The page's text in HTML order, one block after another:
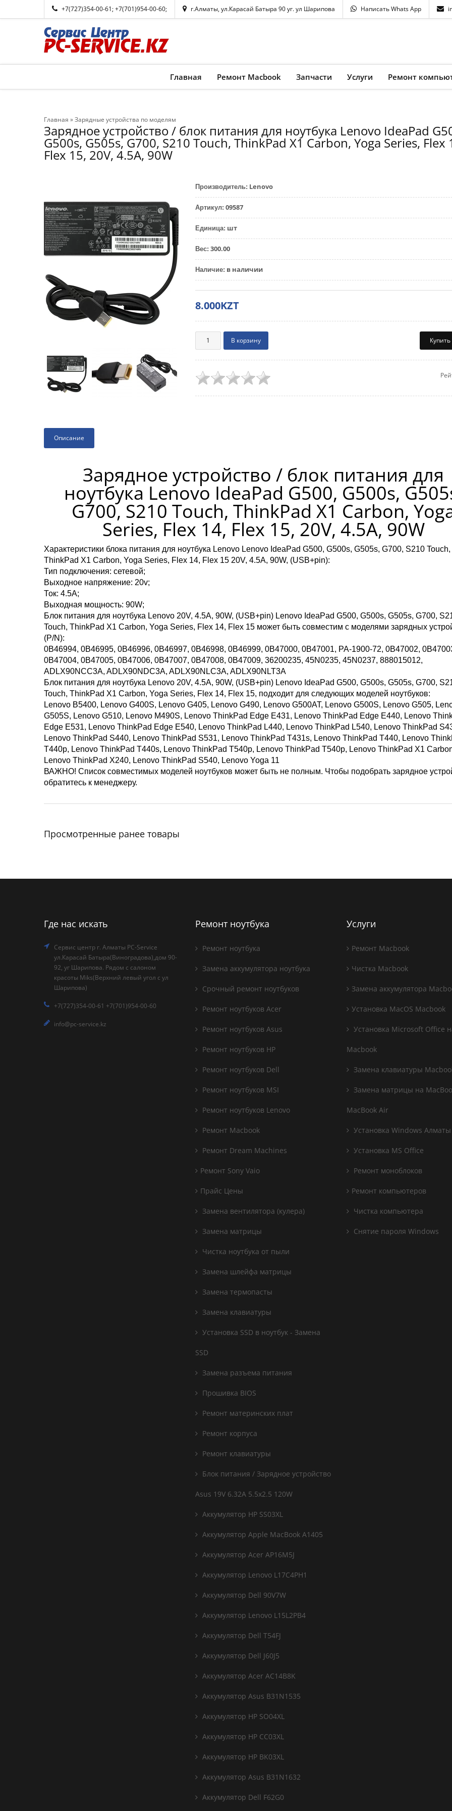
+7(727)354-00-61;+7(701)954-00-60; г.Алматы, ул.Карасай Батыра 90 уг. ул Шарипова Написать Whats App
Главная Ремонт Macbook Запчасти Услуги Ремонт
Главная »Зарядные устройства по моделям
Зарядное устройство / блок питания для ноутбука Lenovo IdeaPad
G500s, G505s, G700, S210 Touch, ThinkPad X1 Carbon, Yoga Series, Flex
Flex 15, 20V, 4.5A, 90W
Производитель: Lenovo
Артикул: 09587
Единица: шт
Вес: 300.00
Наличие: в наличии
8.000KZT
Описание
Зарядное устройство / блок питания для
ноутбука Lenovo IdeaPad G500, G500s,
G700, S210 Touch, ThinkPad X1 Carbon,
Series, Flex 14, Flex 15, 20V, 4.5A, 90W
Характеристики блока питания для ноутбука Lenovo Lenovo IdeaPad G500, G500s, G505s, G700, S210 Touch,
ThinkPad X1 Carbon, Yoga Series, Flex 14, Flex 15 20V, 4.5A, 90W, (USB+pin):
Тип подключения: сетевой;
Выходное напряжение: 20v;
Ток: 4.5A;
Выходная мощность: 90W;
Блок питания для ноутбука Lenovo 20V, 4.5A, 90W, (USB+pin) Lenovo IdeaPad G500, G500s, G505s, G700,
Touch, ThinkPad X1 Carbon, Yoga Series, Flex 14, Flex 15 может быть совместим с моделями зарядных
(P/N):
0B46994, 0B46995, 0B46996, 0B46997, 0B46998, 0B46999, 0B47000, 0B47001, PA-1900-72, 0B47002,
0B47004, 0B47005, 0B47006, 0B47007, 0B47008, 0B47009, 36200235, 45N0235, 45N0237, 888015012,
ADLX90NCC3A, ADLX90NDC3A, ADLX90NLC3A, ADLX90NLT3A
Блок питания для ноутбука Lenovo 20V, 4.5A, 90W, (USB+pin) Lenovo IdeaPad G500, G500s, G505s, G700,
Touch, ThinkPad X1 Carbon, Yoga Series, Flex 14, Flex 15, подходит для следующих моделей ноутбуков:
Lenovo B5400, Lenovo G400S, Lenovo G405, Lenovo G490, Lenovo G500AT, Lenovo G500S, Lenovo G505,
G505S, Lenovo G510, Lenovo M490S, Lenovo ThinkPad Edge E431, Lenovo ThinkPad Edge E440, Lenovo
Edge E531, Lenovo ThinkPad Edge E540, Lenovo ThinkPad L440, Lenovo ThinkPad L540, Lenovo ThinkPad
Lenovo ThinkPad S440, Lenovo ThinkPad S531, Lenovo ThinkPad T431s, Lenovo ThinkPad T440, Lenovo
T440p, Lenovo ThinkPad T440s, Lenovo ThinkPad T540p, Lenovo ThinkPad T540p, Lenovo ThinkPad X1
Lenovo ThinkPad X240, Lenovo ThinkPad S540, Lenovo Yoga 11
ВАЖНО! Список совместимых моделей ноутбуков может быть не полным. Чтобы подобрать зарядное
обратитесь к менеджеру.
Просмотренные ранее товары
Где нас искать
Сервис центр г. Алматы PC-Service
ул.Карасай Батыра(Виноградова),дом 90-
92, уг Шарипова. Рядом с салоном
красоты Miks(Верхний левый угол с ул
Шарипова)
+7(727)354-00-61 +7(701)954-00-60
info@pc-service.kz
Ремонт ноутбука
Ремонт ноутбука
Замена аккумулятора ноутбука
Срочный ремонт ноутбуков
Ремонт ноутбуков Acer
Ремонт ноутбуков Asus
Ремонт ноутбуков HP
Ремонт ноутбуков Dell
Ремонт ноутбуков MSI
Ремонт ноутбуков Lenovo
Ремонт Macbook
Ремонт Dream Machines
Ремонт Sony Vaio
Прайс Цены
Замена вентилятора (кулера)
Замена матрицы
Чистка ноутбука от пыли
Замена шлейфа матрицы
Замена термопасты
Замена клавиатуры
Установка SSD в ноутбук - Замена
SSD
Замена разъема питания
Прошивка BIOS
Ремонт материнских плат
Ремонт корпуса
Ремонт клавиатуры
Блок питания / Зарядное устройство
Asus 19V 6.32A 5.5x2.5 120W
Аккумулятор HP SS03XL
Аккумулятор Apple MacBook A1405
Аккумулятор Acer AP16M5J
Аккумулятор Lenovo L17C4PH1
Аккумулятор Dell 90V7W
Аккумулятор Lenovo L15L2PB4
Аккумулятор Dell T54FJ
Аккумулятор Dell J60J5
Аккумулятор Acer AC14B8K
Аккумулятор Asus B31N1535
Аккумулятор HP SO04XL
Аккумулятор HP CC03XL
Аккумулятор HP BK03XL
Аккумулятор Asus B31N1632
Аккумулятор Dell F62G0
Услуги
Ремонт Macbook
Чистка Macbook
Замена аккумулятора
Установка MacOS Macbook
Установка Microsoft Office
Macbook
Замена клавиатуры
Замена матрицы на
MacBook Air
Установка Windows Алматы
Установка MS Office
Ремонт моноблоков
Ремонт компьютеров
Чистка компьютера
Снятие пароля Windows